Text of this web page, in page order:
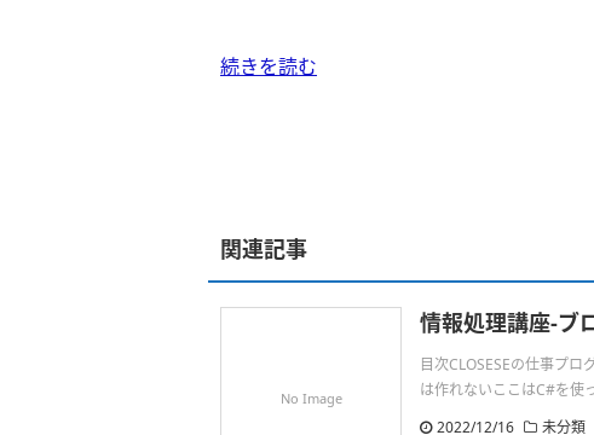
続きを読む
関連記事
No Image
情報処理講座-ブ
目次CLOSESEの仕事プ
は作れないここはC#を使
2022/12/16
未分類